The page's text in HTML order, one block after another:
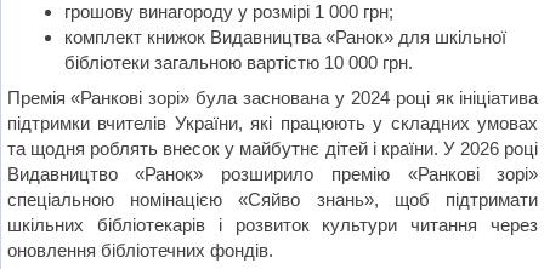
грошову винагороду у розмірі 1 000 грн;
комплект книжок Видавництва «Ранок» для шкільної
бібліотеки загальною вартістю 10 000 грн.
Премія «Ранкові зорі» була заснована у 2024 році як ініціатива
підтримки вчителів України, які працюють у складних умовах
та щодня роблять внесок у майбутнє дітей і країни. У 2026 році
Видавництво «Ранок» розширило премію «Ранкові зорі»
спеціальною номінацією «Сяйво знань», щоб підтримати
шкільних бібліотекарів і розвиток культури читання через
оновлення бібліотечних фондів.